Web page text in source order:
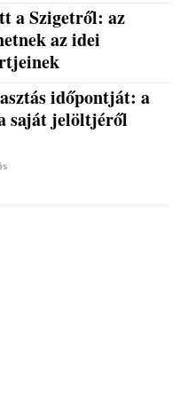
a Szigetről: az
az idei
időpontját: a
saját jelöltjéről